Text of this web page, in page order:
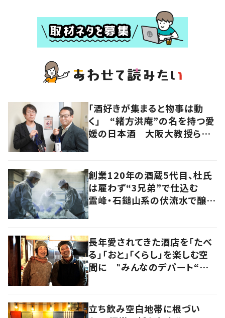
「酒好きが集まると物事は動
く」 “緒方洪庵”の名を持つ愛
媛の日本酒 大阪大教授らの
創業120年の酒蔵5代目、杜氏
は雇わず“3兄弟”で仕込む
霊峰・石鎚山系の伏流水で醸
長年愛されてきた酒店を「たべ
る」「おと」「くらし」を楽しむ空
間に ‟みんなのデパート“の
立ち飲み空白地帯に根づい